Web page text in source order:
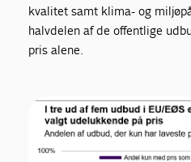
kvalitet samt klima- og
halvdelen af de offentlige
pris alene.